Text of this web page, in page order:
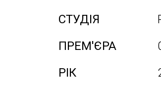
СТУДІЯ
ПРЕМ'ЄРА
РІК